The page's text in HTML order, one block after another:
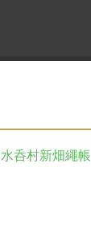
呑村新畑繩帳